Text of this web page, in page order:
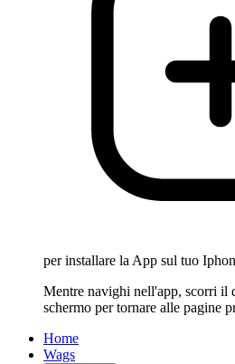
per installare la App sul tuo
Mentre navighi nell'app, scorri il
schermo per tornare alle pagine
Home
Wags